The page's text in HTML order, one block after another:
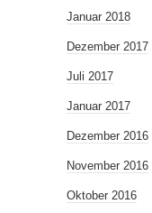
Januar 2018
Dezember 2017
Juli 2017
Januar 2017
Dezember 2016
November 2016
Oktober 2016